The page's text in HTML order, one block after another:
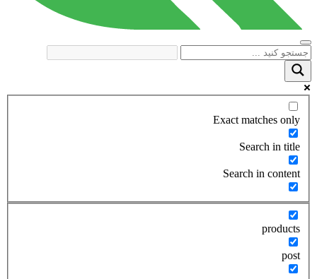
Exact matches only
Search in title
Search in content
products
post